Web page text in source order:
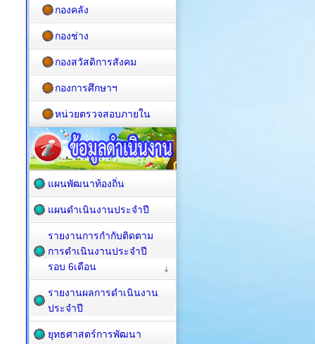
กองคลัง
กองช่าง
กองสวัสดิการสังคม
กองการศึกษาฯ
หน่วยตรวจสอบภายใน
แผนพัฒนาท้องถิ่น
แผนดำเนินงานประจำปี
รายงานการกำกับติดตาม
การดำเนินงานประจำปี
รอบ 6เดือน
รายงานผลการดำเนินงาน
ประจำปี
ยุทธศาสตร์การพัฒนา